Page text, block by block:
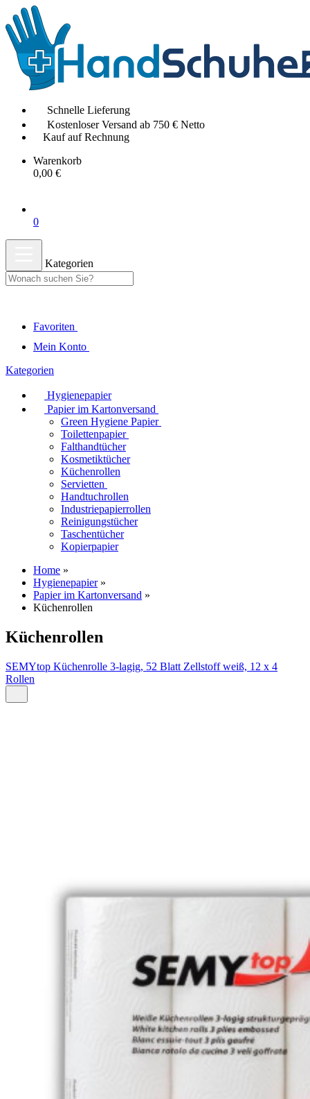
Schnelle Lieferung
Kostenloser Versand ab 750 € Netto
Kauf auf Rechnung
Warenkorb
0,00 €
0
Kategorien
Favoriten
Mein Konto
Kategorien
Hygienepapier
Papier im Kartonversand
Green Hygiene Papier
Toilettenpapier
Falthandtücher
Kosmetiktücher
Küchenrollen
Servietten
Handtuchrollen
Industriepapierrollen
Reinigungstücher
Taschentücher
Kopierpapier
Home »
Hygienepapier »
Papier im Kartonversand »
Küchenrollen
Küchenrollen
SEMYtop Küchenrolle 3-lagig, 52 Blatt Zellstoff weiß, 12 x 4
Rollen